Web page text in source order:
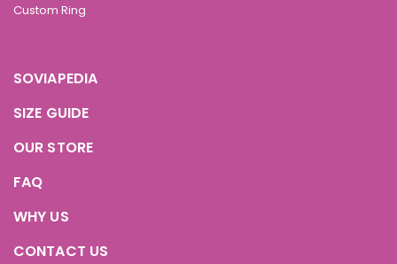
Custom Ring
SOVIAPEDIA
SIZE GUIDE
OUR STORE
FAQ
WHY US
CONTACT US